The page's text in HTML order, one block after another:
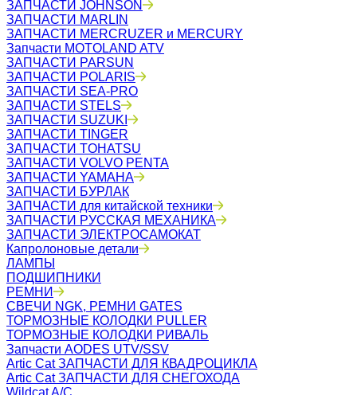
ЗАПЧАСТИ JOHNSON
ЗАПЧАСТИ MARLIN
ЗАПЧАСТИ MERCRUZER и MERCURY
Запчасти MOTOLAND ATV
ЗАПЧАСТИ PARSUN
ЗАПЧАСТИ POLARIS
ЗАПЧАСТИ SEA-PRO
ЗАПЧАСТИ STELS
ЗАПЧАСТИ SUZUKI
ЗАПЧАСТИ TINGER
ЗАПЧАСТИ TOHATSU
ЗАПЧАСТИ VOLVO PENTA
ЗАПЧАСТИ YAMAHA
ЗАПЧАСТИ БУРЛАК
ЗАПЧАСТИ для китайской техники
ЗАПЧАСТИ РУССКАЯ МЕХАНИКА
ЗАПЧАСТИ ЭЛЕКТРОСАМОКАТ
Капролоновые детали
ЛАМПЫ
ПОДШИПНИКИ
РЕМНИ
СВЕЧИ NGK, РЕМНИ GATES
ТОРМОЗНЫЕ КОЛОДКИ PULLER
ТОРМОЗНЫЕ КОЛОДКИ РИВАЛЬ
Запчасти AODES UTV/SSV
Artic Cat ЗАПЧАСТИ ДЛЯ КВАДРОЦИКЛА
Artic Cat ЗАПЧАСТИ ДЛЯ СНЕГОХОДА
Wildcat A/C